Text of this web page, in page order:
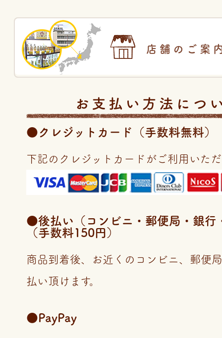
店舗のご案
お支払い方法につ
●クレジットカード（手数料無料）
下記のクレジットカードがご利用いた
●後払い（コンビニ・郵便局・銀行
（手数料150円）
商品到着後、お近くのコンビニ、郵便
払い頂けます。
●PayPay